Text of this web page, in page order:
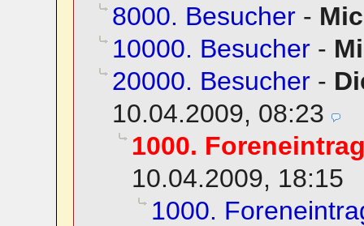
8000. Besucher-
10000. Besucher-
20000. Besucher-
10.04.2009, 08:23
1000.
10.04.2009, 18:15
1000.